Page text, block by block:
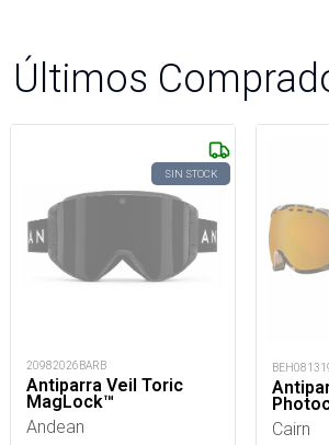
Últimos
SIN STOCK
20982026BARB
Antiparra Veil Toric
MagLock™
Andean Cairn